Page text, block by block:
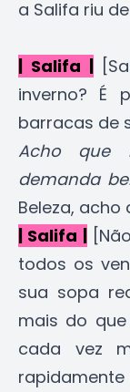
a Salifa riu
| Salifa |
inverno? É
barracas de
Acho que
demanda
Beleza, acho
| Salifa |
todos os
sua sopa
mais do
cada vez